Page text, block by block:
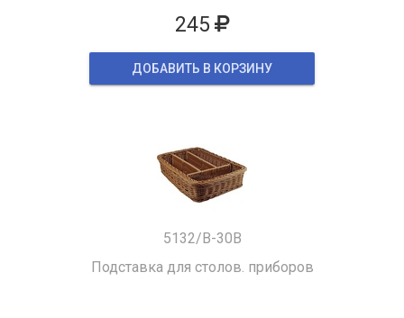
245
ДОБАВИТЬ В КОРЗИНУ
5132/B-30B
Подставка для столов. приборов